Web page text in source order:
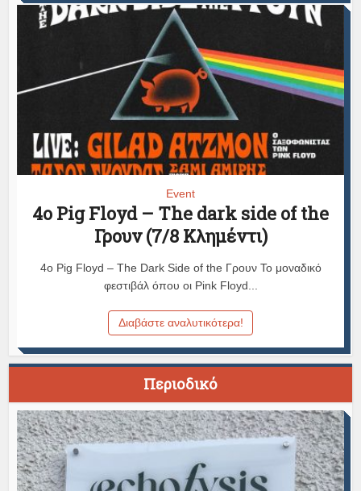
Event
4ο Pig Floyd – The dark side of the
Γρουν (7/8 Κλημέντι)
4ο Pig Floyd – The Dark Side of the Γρουν Το μοναδικό
φεστιβάλ όπου οι Pink Floyd...
Διαβάστε αναλυτικότερα!
Περιοδικό